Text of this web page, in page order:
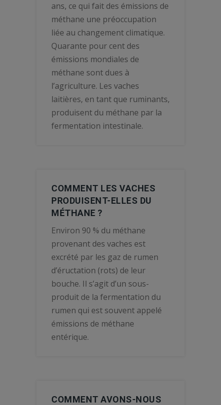
ans, ce qui fait des émissions de
méthane une préoccupation
liée au changement climatique.
Quarante pour cent des
émissions mondiales de
méthane sont dues à
l’agriculture. Les vaches
laitières, en tant que ruminants,
produisent du méthane par la
fermentation intestinale.
COMMENT LES VACHES
PRODUISENT-ELLES DU
MÉTHANE ?
Environ 90 % du méthane
provenant des vaches est
excrété par les gaz de rumen
d’éructation (rots) de leur
bouche. Il s’agit d’un sous-
produit de la fermentation du
rumen qui est souvent appelé
émissions de méthane
entérique.
COMMENT AVONS-NOUS